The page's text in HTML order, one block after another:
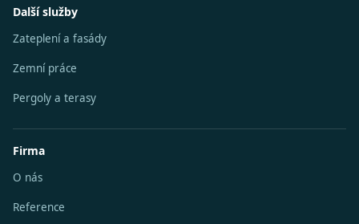
Další služby
Zateplení a fasády
Zemní práce
Pergoly a terasy
Firma
O nás
Reference